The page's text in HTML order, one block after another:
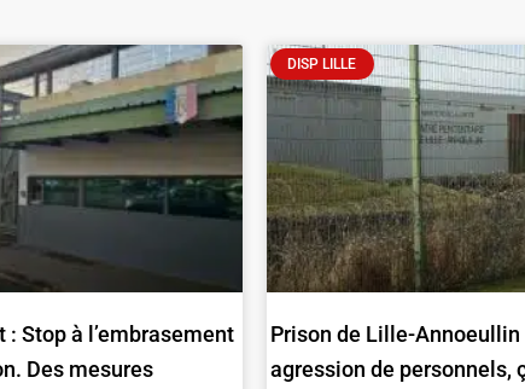
: Stop à l’embrasement
Des mesures
DISP LILLE
Prison de Lille-
agression de personnels,